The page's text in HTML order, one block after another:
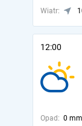
Wiatr:
12:00
Opad: 0 mm